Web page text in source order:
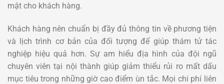
mật cho khách hàng.
Khách hàng nên chuẩn bị đầy đủ thông tin về phương tiện
và lịch trình cơ bản của đối tượng để giúp thám tử tác
nghiệp hiệu quả hơn. Sự am hiểu địa hình của đội ngũ
chuyên viên tại nội thành giúp giảm thiểu rủi ro mất dấu
mục tiêu trong những giờ cao điểm ùn tắc. Mọi chi phí liên